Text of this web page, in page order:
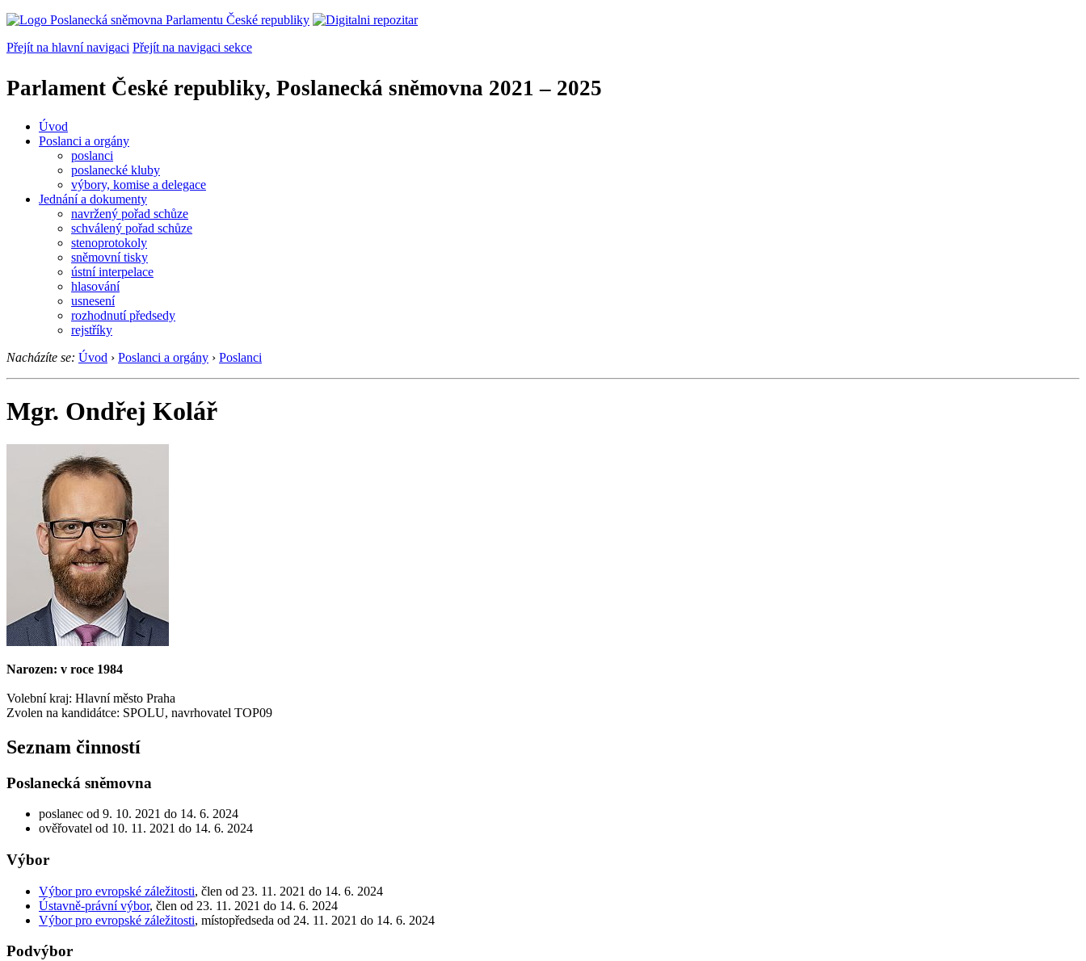
Přejít na hlavní navigaci Přejít na navigaci sekce
Parlament České republiky, Poslanecká sněmovna 2021 – 2025
Úvod
Poslanci a orgány
poslanci
poslanecké kluby
výbory, komise a delegace
Jednání a dokumenty
navržený pořad schůze
schválený pořad schůze
stenoprotokoly
sněmovní tisky
ústní interpelace
hlasování
usnesení
rozhodnutí předsedy
rejstříky
Nacházíte se: Úvod › Poslanci a orgány › Poslanci
Mgr. Ondřej Kolář
Narozen: v roce 1984
Volební kraj: Hlavní město Praha
Zvolen na kandidátce: SPOLU, navrhovatel TOP09
Seznam činností
Poslanecká sněmovna
poslanec od 9. 10. 2021 do 14. 6. 2024
ověřovatel od 10. 11. 2021 do 14. 6. 2024
Výbor
Výbor pro evropské záležitosti, člen od 23. 11. 2021 do 14. 6. 2024
Ústavně-právní výbor, člen od 23. 11. 2021 do 14. 6. 2024
Výbor pro evropské záležitosti, místopředseda od 24. 11. 2021 do 14. 6. 2024
Podvýbor